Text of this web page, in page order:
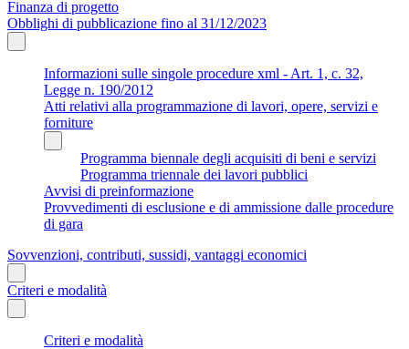
Finanza di progetto
Obblighi di pubblicazione fino al 31/12/2023
Informazioni sulle singole procedure xml - Art. 1, c. 32,
Legge n. 190/2012
Atti relativi alla programmazione di lavori, opere, servizi e
forniture
Programma biennale degli acquisiti di beni e servizi
Programma triennale dei lavori pubblici
Avvisi di preinformazione
Provvedimenti di esclusione e di ammissione dalle procedure
di gara
Sovvenzioni, contributi, sussidi, vantaggi economici
Criteri e modalità
Criteri e modalità